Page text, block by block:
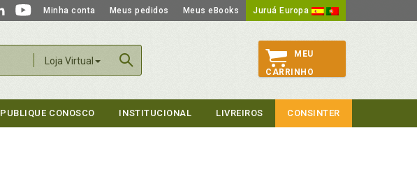
Minha conta Meus pedidos Meus eBooks Juruá Europa
Loja Virtual
MEU
CARRINHO
PUBLIQUE CONOSCO INSTITUCIONAL LIVREIROS CONSINTER